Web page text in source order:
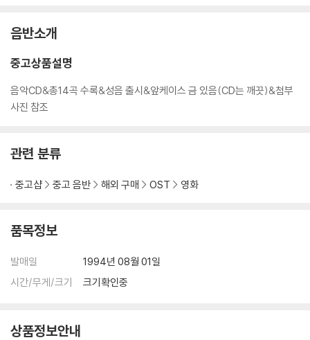
음반소개
중고상품설명
음악CD&총14곡 수록&성음 출시&앞케이스 금 있음(CD는 깨끗)&첨부
사진 참조
관련 분류
중고샵 중고 음반 해외 구매 OST 영화
품목정보
발매일
1994년 08월 01일
시간/무게/크기
크기확인중
상품정보안내